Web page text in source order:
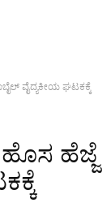
ವೈದ್ಯಕೀಯ ಘಟಕಕ್ಕೆ
ಹೆಜ್ಜೆ